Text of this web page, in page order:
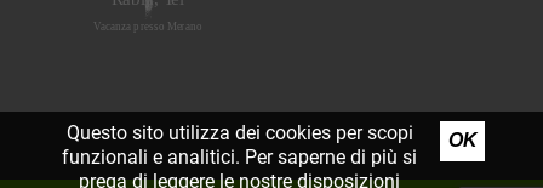
Questo sito utilizza dei cookies per scopi
funzionali e analitici. Per saperne di più si
prega di leggere le nostredisposizioni
OK